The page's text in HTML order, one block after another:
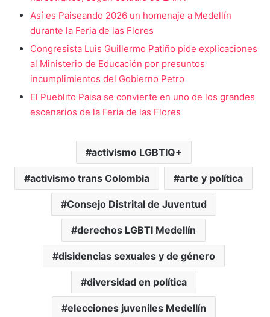
Así es Paiseando 2026 un homenaje a Medellín
durante la Feria de las Flores
Congresista Luis Guillermo Patiño pide explicaciones
al Ministerio de Educación por presuntos
incumplimientos del Gobierno Petro
El Pueblito Paisa se convierte en uno de los grandes
escenarios de la Feria de las Flores
activismo LGBTIQ+
activismo trans Colombia arte y política
Consejo Distrital de Juventud
derechos LGBTI Medellín
disidencias sexuales y de género
diversidad en política
elecciones juveniles Medellín